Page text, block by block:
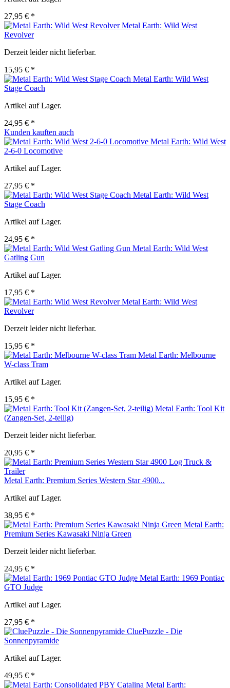
27,95 € *
Metal Earth: Wild West
Revolver
Derzeit leider nicht lieferbar.
15,95 € *
Metal Earth: Wild West
Stage Coach
Artikel auf Lager.
24,95 € *
Kunden kauften auch
Metal Earth: Wild West
2-6-0 Locomotive
Artikel auf Lager.
27,95 € *
Metal Earth: Wild West
Stage Coach
Artikel auf Lager.
24,95 € *
Metal Earth: Wild West
Gatling Gun
Artikel auf Lager.
17,95 € *
Metal Earth: Wild West
Revolver
Derzeit leider nicht lieferbar.
15,95 € *
Metal Earth: Melbourne
W-class Tram
Artikel auf Lager.
15,95 € *
Metal Earth: Tool Kit
(Zangen-Set, 2-teilig)
Derzeit leider nicht lieferbar.
20,95 € *
Metal Earth: Premium Series Western Star 4900...
Artikel auf Lager.
38,95 € *
Metal Earth:
Premium Series Kawasaki Ninja Green
Derzeit leider nicht lieferbar.
24,95 € *
Metal Earth: 1969 Pontiac
GTO Judge
Artikel auf Lager.
27,95 € *
CluePuzzle - Die
Sonnenpyramide
Artikel auf Lager.
49,95 € *
Metal Earth: